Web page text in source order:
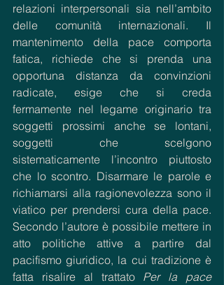
relazioni interpersonali sia nell’ambito
delle comunità internazionali. Il
mantenimento della pace comporta
fatica, richiede che si prenda una
opportuna distanza da convinzioni
radicate, esige che si creda
fermamente nel legame originario tra
soggetti prossimi anche se lontani,
soggetti che scelgono
sistematicamente l’incontro piuttosto
che lo scontro. Disarmare le parole e
richiamarsi alla ragionevolezza sono il
viatico per prendersi cura della pace.
Secondo l’autore è possibile mettere in
atto politiche attive a partire dal
pacifismo giuridico, la cui tradizione è
fatta risalire al trattato Per la pace